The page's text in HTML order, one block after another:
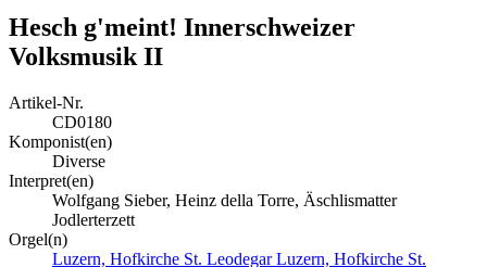
Hesch g'meint! Innerschweizer
Volksmusik II
Artikel-Nr.
CD0180
Komponist(en)
Diverse
Interpret(en)
Wolfgang Sieber, Heinz della Torre, Äschlismatter
Jodlerterzett
Orgel(n)
Luzern, Hofkirche St. LeodegarLuzern, Hofkirche St.